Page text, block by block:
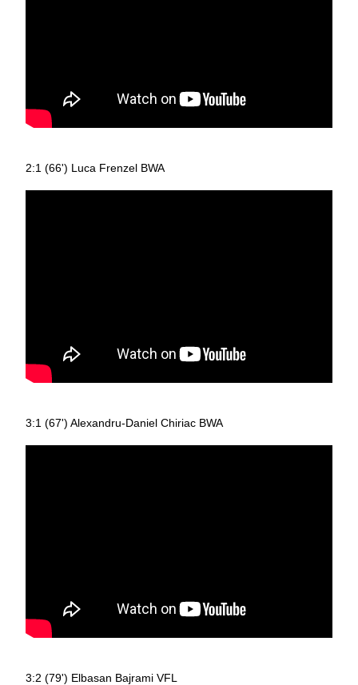
2:1 (66') Luca Frenzel BWA
3:1 (67') Alexandru-Daniel Chiriac BWA
3:2 (79') Elbasan Bajrami VFL